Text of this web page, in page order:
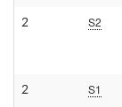
2 S2
2 S1